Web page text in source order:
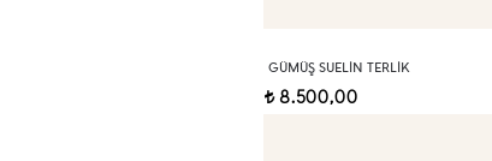
GÜMÜŞ SUELIN TERLIK
t8.500,00